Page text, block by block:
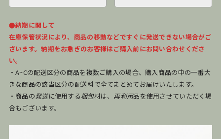
●納期に関して
在庫保管状況により、商品の移動などですぐに発送できない場合がご
ざいます。納期をお急ぎのお客様はご購入前にお問い合わせくださ
い。
・A~Cの配送区分の商品を複数ご購入の場合、購入商品の中の一番大
きな商品の該当区分の配送料で全てまとめてお届けいたします。
・商品の発送に使用する梱包材は、 再利用品を使用させていただく場
合もございます。